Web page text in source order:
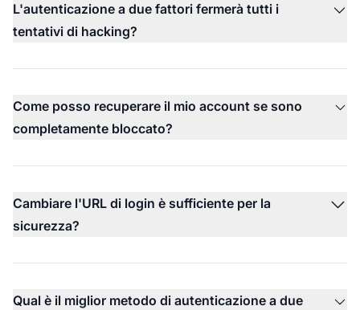
L'autenticazione a due fattori fermerà tutti i
tentativi di hacking?
Come posso recuperare il mio account se sono
completamente bloccato?
Cambiare l'URL di login è sufficiente per la
sicurezza?
Qual è il miglior metodo di autenticazione a due